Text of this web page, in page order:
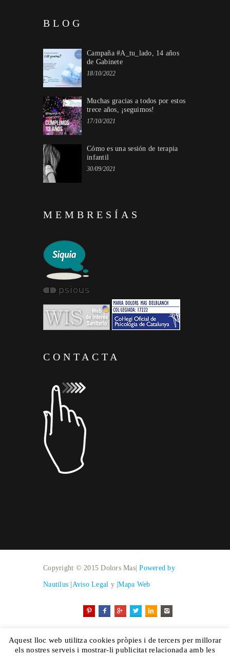
BLOG
Campaña #A_tu_lado, 14 años
de Gabinete
18/10/2022
Muchas gracias a todos por estos
trece años, ¡seguimos!
17/10/2021
Cómo es una sesión de terapia
infantil
30/09/2021
MEMBRESÍAS
CONTACTA
Copyright © 2015 Dolors Mas|Powered by
Nautilus |Aviso Legal y |Mapa Web
Aquest lloc web utilitza cookies pròpies i de tercers per millorar
els nostres serveis i mostrar-li publicitat relacionada amb les